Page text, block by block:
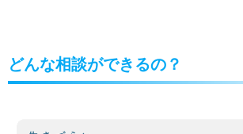
どんな相談ができるの？